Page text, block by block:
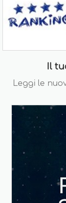
Il
Leggi le